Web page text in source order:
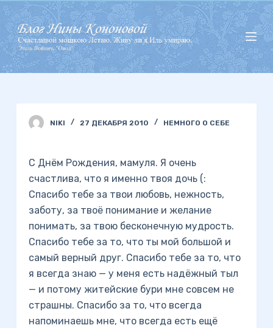
П
е
р
е
й
NIKI 27 ДЕКАБРЯ 2010 НЕМНОГО О СЕБЕ
С Днём Рождения, мамуля. Я очень
счастлива, что я именно твоя дочь (:
Спасибо тебе за твои любовь, нежность,
заботу, за твоё понимание и желание
понимать, за твою бесконечную мудрость.
Спасибо тебе за то, что ты мой большой и
самый верный друг. Спасибо тебе за то, что
я всегда знаю — у меня есть надёжный тыл
— и потому житейские бури мне совсем не
страшны. Спасибо за то, что всегда
напоминаешь мне, что всегда есть ещё